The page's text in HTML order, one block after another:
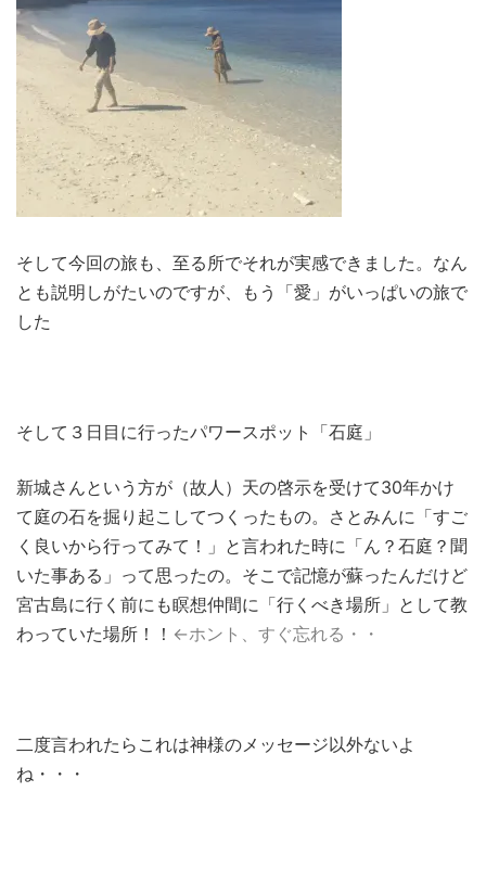
そして今回の旅も、至る所でそれが実感できました。なん
とも説明しがたいのですが、もう「愛」がいっぱいの旅で
した
そして３日目に行ったパワースポット「石庭」
新城さんという方が（故人）天の啓示を受けて30年かけ
て庭の石を掘り起こしてつくったもの。さとみんに「すご
く良いから行ってみて！」と言われた時に「ん？石庭？聞
いた事ある」って思ったの。そこで記憶が蘇ったんだけど
宮古島に行く前にも瞑想仲間に「行くべき場所」として教
わっていた場所！！ ←ホント、すぐ忘れる・・
二度言われたらこれは神様のメッセージ以外ないよ
ね・・・